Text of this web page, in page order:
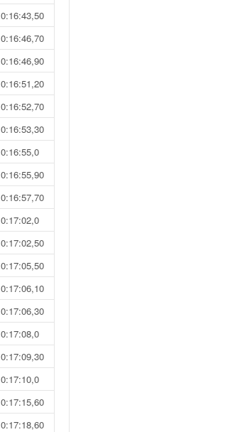
0:16:43,50
0:16:46,70
0:16:46,90
0:16:51,20
0:16:52,70
0:16:53,30
0:16:55,0
0:16:55,90
0:16:57,70
0:17:02,0
0:17:02,50
0:17:05,50
0:17:06,10
0:17:06,30
0:17:08,0
0:17:09,30
0:17:10,0
0:17:15,60
0:17:18,60